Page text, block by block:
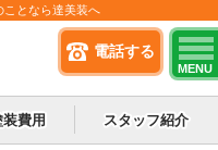
電話する
MENU
ことなら達美装へ
装費用 スタッフ紹介